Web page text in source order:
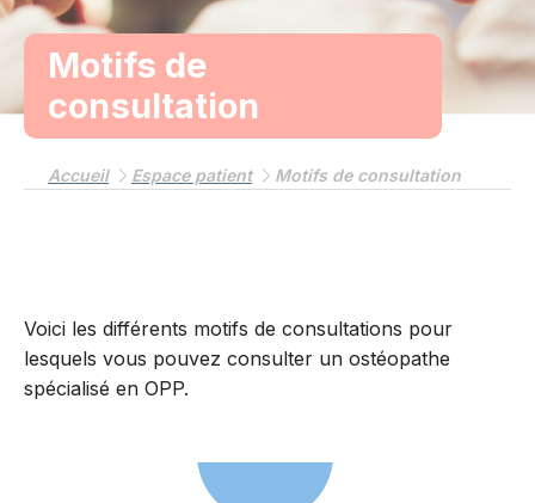
Motifs de
consultation
Accueil Espace patient Motifs de consultation
Voici les différents motifs de consultations pour
lesquels vous pouvez consulter un ostéopathe
spécialisé en OPP.